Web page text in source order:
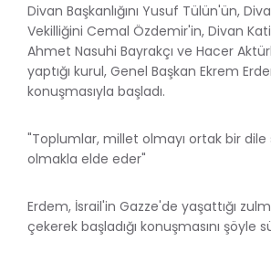
Divan Başkanlığını Yusuf Tülün'ün,
Vekilliğini Cemal Özdemir'in, Divan
Ahmet Nasuhi Bayrakçı ve Hacer
yaptığı kurul, Genel Başkan Ekrem
konuşmasıyla başladı.
"Toplumlar, millet olmayı ortak bir dile
olmakla elde eder"
Erdem, İsrail'in Gazze'de yaşattığı
çekerek başladığı konuşmasını şöyle